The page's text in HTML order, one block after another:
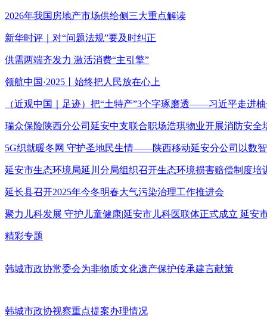
2026年我国房地产市场供给侧三大重点解读
新华时评｜对“问题法规”要及时纠正
供需两端齐发力 激活消费“主引擎”
领航中国·2025丨始终把人民放在心上
（近观中国｜足迹）把“土特产”3个字琢磨透——习近平走进
瑞众保险陕西分公司延安中支联合职场浩琪物业开展消防安全
5G织就暖冬网 守护圣地民生情——陕西移动延安分公司以数
延安市生态环境局延川分局组织召开生态环境损害赔偿制度培
延长县召开2025年今冬明春大气污染治理工作推进会
聚力儿科发展 守护儿童健康|延安市儿科医联体正式成立 延安
精彩专题
韩城市政协常委会为非物质文化遗产保护传承建言献策
韩城市政协视察重点提案办理情况